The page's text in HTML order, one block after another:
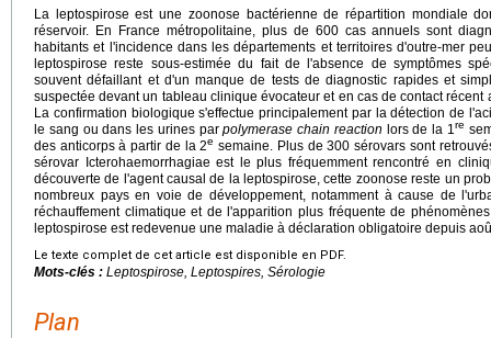
La leptospirose est une zoonose bactérienne de répartition mondiale
réservoir. En France métropolitaine, plus de 600 cas annuels sont
habitants et l'incidence dans les départements et territoires d'outre-mer
leptospirose reste sous-estimée du fait de l'absence de symptômes
souvent défaillant et d'un manque de tests de diagnostic rapides et
suspectée devant un tableau clinique évocateur et en cas de contact
La confirmation biologique s'effectue principalement par la détection de
le sang ou dans les urines parpolymerase chain reaction lors de la 1re
des anticorps à partir de la 2e semaine. Plus de 300 sérovars sont
sérovar Icterohaemorrhagiae est le plus fréquemment rencontré en
découverte de l'agent causal de la leptospirose, cette zoonose reste un
nombreux pays en voie de développement, notamment à cause de
réchauffement climatique et de l'apparition plus fréquente de
leptospirose est redevenue une maladie à déclaration obligatoire depuis
Le texte complet de cet article est disponible en PDF.
Mots-clés : Leptospirose, Leptospires, Sérologie
Plan